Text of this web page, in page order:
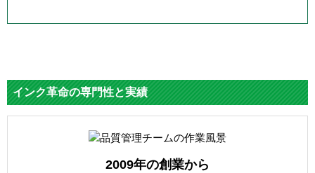
インク革命の専門性と実績
2009年の創業から